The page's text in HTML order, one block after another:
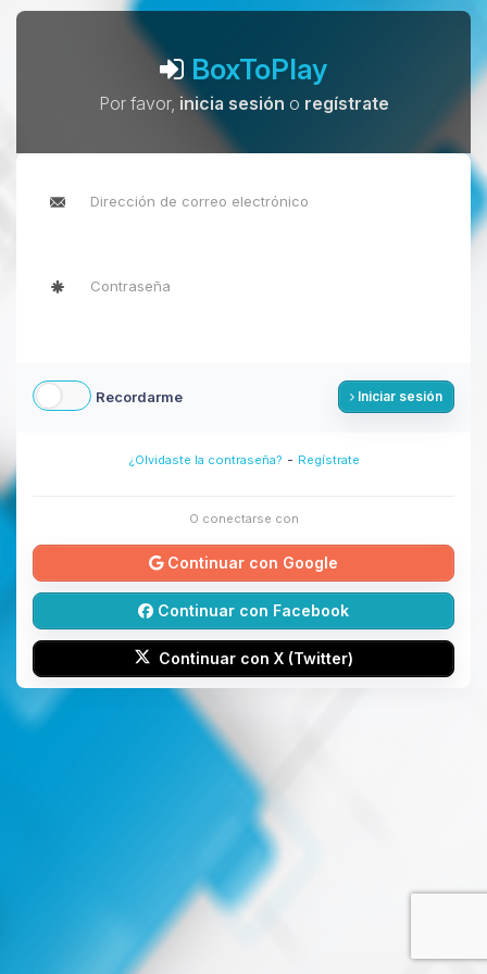
BoxToPlay
Por favor, inicia sesión o regístrate
Recordarme Iniciar sesión
¿Olvidaste la contraseña? - Regístrate
O conectarse con
Continuar con Google
Continuar con Facebook
Continuar con X (Twitter)